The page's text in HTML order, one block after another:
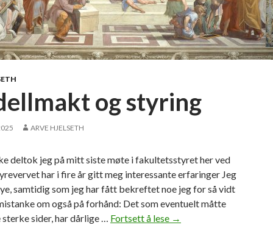
og styring
ARVE HJELSETH
deltok jeg på mitt siste møte i fakultetsstyret her ved
har i fire år gitt meg interessante erfaringer Jeg
samtidig som jeg har fått bekreftet noe jeg for så vidt
om også på forhånd: Det som eventuelt måtte
sider, har dårlige … Fortsett å lese M
→